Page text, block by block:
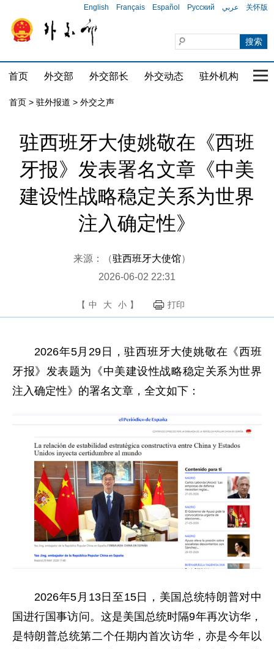
English Français Español Русский عربي 关怀版
首页 外交部 外交部长 外交动态 驻外机构 国
首页 > 驻外报道 > 外交之声
驻西班牙大使姚敬在《西班
牙报》发表署名文章《中美
建设性战略稳定关系为世界
注入确定性》
来源：（驻西班牙大使馆）
2026-06-02 22:31
【 中 大 小 】 打印
2026年5月29日，驻西班牙大使姚敬在《西班
牙报》发表题为《中美建设性战略稳定关系为世界
注入确定性》的署名文章，全文如下：
2026年5月13日至15日，美国总统特朗普对中
国进行国事访问。这是美国总统时隔9年再次访华，
是特朗普总统第二个任期内首次访华，亦是今年以